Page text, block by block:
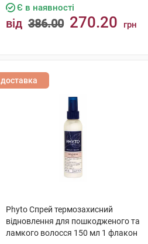
Є в наявності
від 386.00 270.20 грн
доставка
Phyto Спрей термозахисний
відновлення для пошкодженого та
ламкого волосся 150 мл 1 флакон